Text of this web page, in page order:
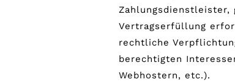
Zahlungsdienstleister,
Vertragserfüllung
rechtliche
berechtigten
Webhostern, etc.).